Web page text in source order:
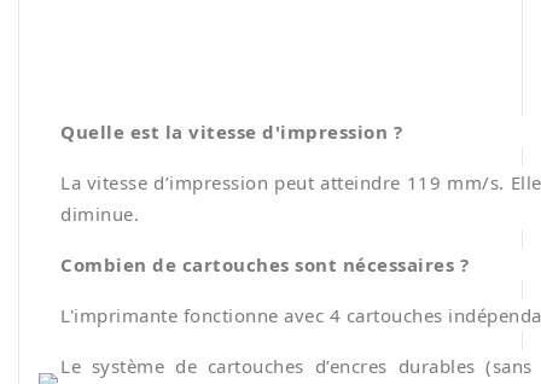
Quelle est la vitesse d'impression ?
La vitesse d’impression peut atteindre 119 mm/s.
diminue.
Combien de cartouches sont nécessaires ?
L'imprimante fonctionne avec 4 cartouches
Le système de cartouches d’encres durables